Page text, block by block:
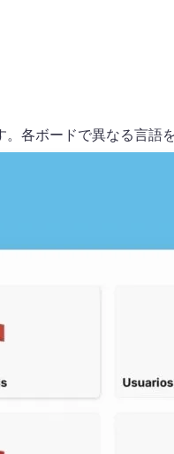
各ボードで異なる言語